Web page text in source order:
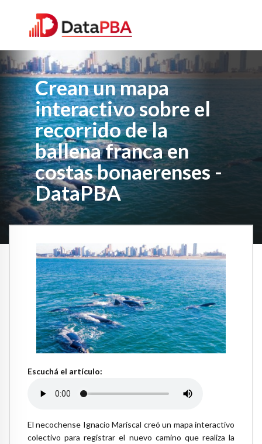
Crean un mapa
interactivo sobre el
recorrido de la
ballena franca en
costas bonaerenses -
DataPBA
Escuchá el artículo:
El necochense Ignacio Mariscal creó un mapa interactivo
colectivo para registrar el nuevo camino que realiza la